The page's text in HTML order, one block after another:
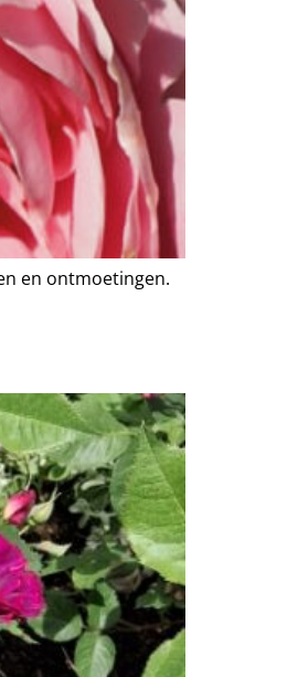
en ontmoetingen.